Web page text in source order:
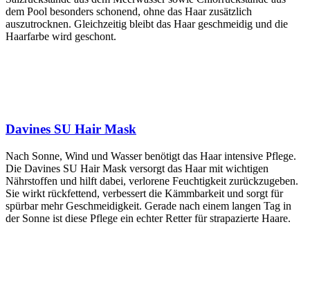
dem Pool besonders schonend, ohne das Haar zusätzlich
auszutrocknen. Gleichzeitig bleibt das Haar geschmeidig und die
Haarfarbe wird geschont.
Davines SU Hair Mask
Nach Sonne, Wind und Wasser benötigt das Haar intensive Pflege.
Die Davines SU Hair Mask versorgt das Haar mit wichtigen
Nährstoffen und hilft dabei, verlorene Feuchtigkeit zurückzugeben.
Sie wirkt rückfettend, verbessert die Kämmbarkeit und sorgt für
spürbar mehr Geschmeidigkeit. Gerade nach einem langen Tag in
der Sonne ist diese Pflege ein echter Retter für strapazierte Haare.